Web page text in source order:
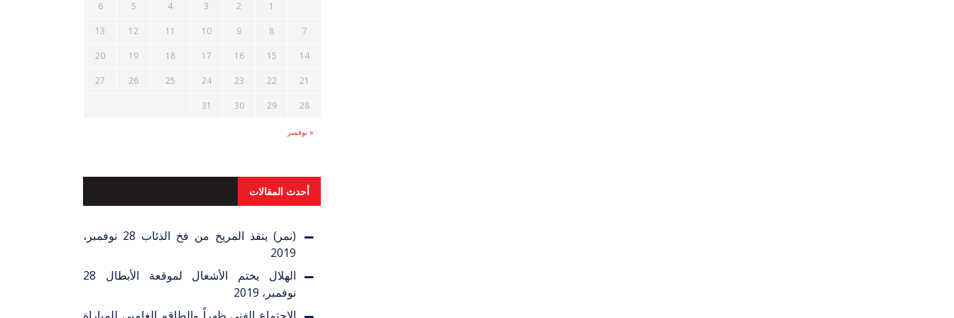
« نوفمبر
1
2
3
4
5
6
7
8
9
10
11
12
13
14
15
16
17
18
19
20
21
22
23
24
25
26
27
28
29
30
31
أحدث المقالات
(نمر) ينقذ المريخ من فخ الذئاب
28 نوفمبر،
2019
الهلال يختم الأشغال لموقعة الأبطال
28
نوفمبر، 2019